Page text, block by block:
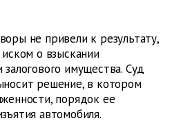
не привели к результату,
о взыскании
имущества. Суд
решение, в котором
порядок ее
автомобиля.